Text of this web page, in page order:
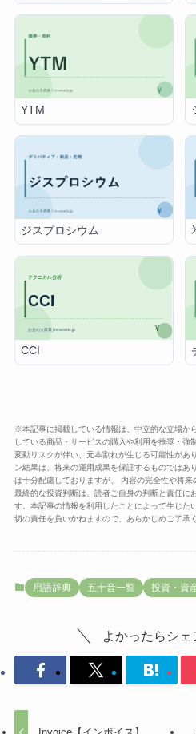
YTM
ジスプロシウム
CCI
※本記事に掲載している情報は、中立的な立場か
している商品・サービスの購入や利用を推奨・強
変動リスクが伴い、元本割れが生じる可能性があ
ン結果は、将来の運用成果を保証するものではあ
は十分配慮しておりますが、 内容の完全性や将来
最終的な投資判断は、読者ご自身の判断と責任に
す。本記事の情報を利用したことによって生じた
切の責任を負いかねますので、あらかじめご了承
用語辞典 五十音一覧 投資・資
よかったらシェ